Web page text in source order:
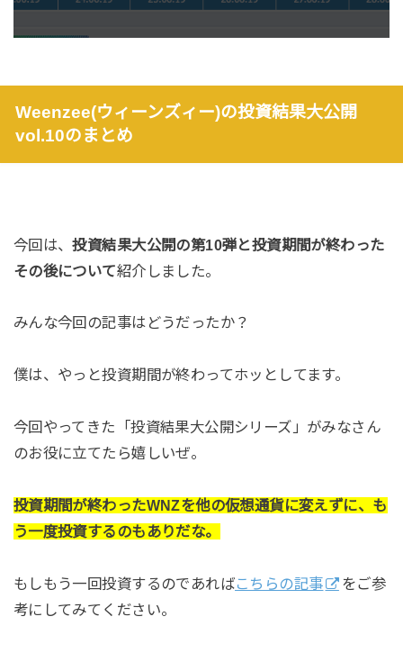
Weenzee(ウィーンズィー)の投資結果大公開
vol.10のまとめ
今回は、投資結果大公開の第10弾と投資期間が終わった
その後について紹介しました。
みんな今回の記事はどうだったか？
僕は、やっと投資期間が終わってホッとしてます。
今回やってきた「投資結果大公開シリーズ」がみなさん
のお役に立てたら嬉しいぜ。
投資期間が終わったWNZを他の仮想通貨に変えずに、も
う一度投資するのもありだな。
もしもう一回投資するのであればこちらの記事
をご参
考にしてみてください。